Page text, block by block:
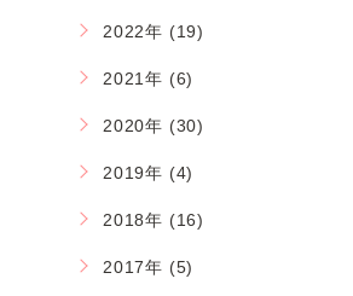
2022年 (19)
2021年 (6)
2020年 (30)
2019年 (4)
2018年 (16)
2017年 (5)